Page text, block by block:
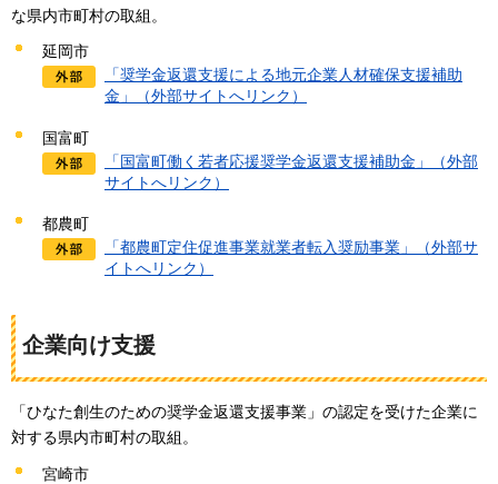
な県内市町村の取組。
延岡市
「奨学金返還支援による地元企業人材確保支援補助
金」（外部サイトへリンク）
国富町
「国富町働く若者応援奨学金返還支援補助金」（外部
サイトへリンク）
都農町
「都農町定住促進事業就業者転入奨励事業」（外部サ
イトへリンク）
企業向け支援
「ひなた創生のための奨学金返還支援事業」の認定を受けた企業に
対する県内市町村の取組。
宮崎市